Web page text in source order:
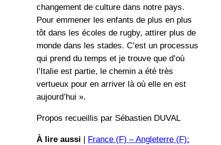
changement de culture dans notre pays.
Pour emmener les enfants de plus en plus
tôt dans les écoles de rugby, attirer plus de
monde dans les stades. C’est un processus
qui prend du temps et je trouve que d’où
l’Italie est partie, le chemin a été très
vertueux pour en arriver là où elle en est
aujourd’hui ».
Propos recueillis par Sébastien DUVAL
À lire aussi | France (F) – Angleterre (F):